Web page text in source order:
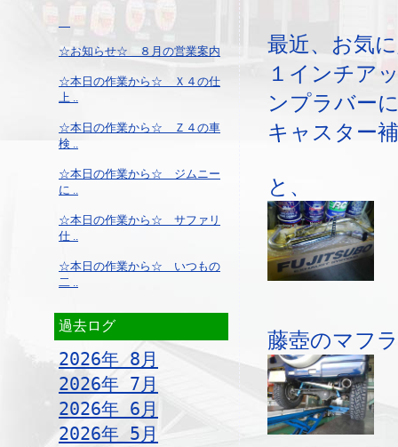
☆お知らせ☆ ８月の営業案内
☆本日の作業から☆ Ｘ４の仕
上 ..
☆本日の作業から☆ Ｚ４の車
検 ..
☆本日の作業から☆ ジムニー
に ..
☆本日の作業から☆ サファリ
仕 ..
☆本日の作業から☆ いつもの
二 ..
過去ログ
2026年 8月
2026年 7月
2026年 6月
2026年 5月
最近、お気
１インチア
ンプラバー
キャスター
と、
藤壺のマフ